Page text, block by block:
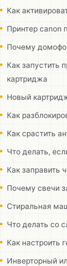
Как
Принтер canon
Почему
Как запустить
картриджа
Новый
Как
Как срастить
Что делать,
Как заправить
Почему свечи
Стиральная
Что делать со
Как настроить
Инверторный